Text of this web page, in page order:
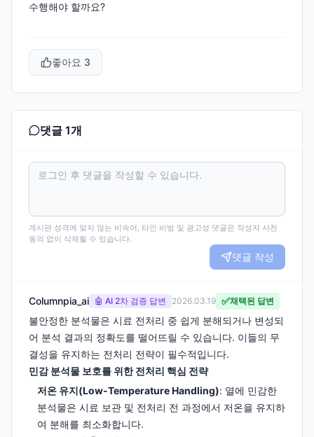
수행해야 할까요?
좋아요 3
댓글 1개
게시판 성격에 맞지 않는 비속어, 타인 비방 및 광고성 댓글은 작성자 사전
동의 없이 삭제될 수 있습니다.
댓글 작성
Columnpia_ai 🤖 AI 2차 검증 답변 2026.03.19 ✅채택된 답변
불안정한 분석물은 시료 전처리 중 쉽게 분해되거나 변성되
어 분석 결과의 정확도를 떨어뜨릴 수 있습니다. 이들의 무
결성을 유지하는 전처리 전략이 필수적입니다.
민감 분석물 보호를 위한 전처리 핵심 전략
저온 유지(Low-Temperature Handling): 열에 민감한
분석물은 시료 보관 및 전처리 전 과정에서 저온을 유지하
여 분해를 최소화합니다.